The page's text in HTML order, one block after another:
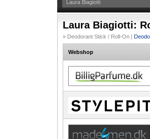
Laura Biagiotti:
» Deodorant Stick / Roll-On |
Webshop